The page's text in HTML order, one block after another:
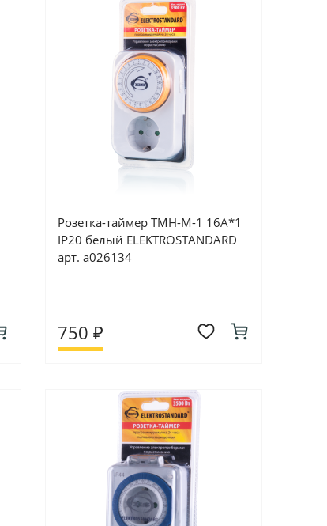
Розетка-таймер ТМН-М-1 16А*1
IP20 белый ELEKTROSTANDARD
арт. а026134
750 ₽